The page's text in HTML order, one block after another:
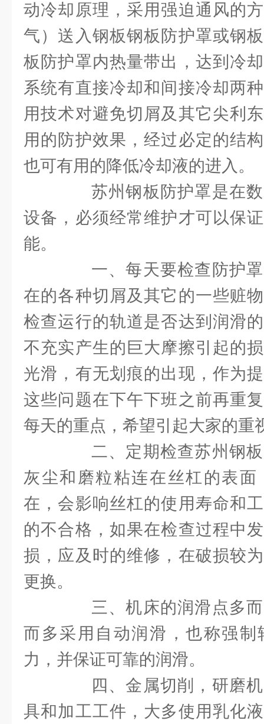
动冷却原理，采用强迫通风的
气）送入钢板钢板防护罩或钢
板防护罩内热量带出，达到冷
系统有直接冷却和间接冷却两
用技术对避免切屑及其它尖利
用的防护效果，经过必定的结
也可有用的降低冷却液的进入。
苏州钢板防护罩是在数
设备，必须经常维护才可以保证
能。
一、每天要检查防护罩
在的各种切屑及其它的一些赃
检查运行的轨道是否达到润滑
不充实产生的巨大摩擦引起的
光滑，有无划痕的出现，作为
这些问题在下午下班之前再重
每天的重点，希望引起大家的重
二、定期检查苏州钢板
灰尘和磨粒粘连在丝杠的表
在，会影响丝杠的使用寿命和
的不合格，如果在检查过程中
损，应及时的维修，在破损较
更换。
三、机床的润滑点多而
而多采用自动润滑，也称强制
力，并保证可靠的润滑。
四、金属切削，研磨机
具和加工工件，大多使用乳化